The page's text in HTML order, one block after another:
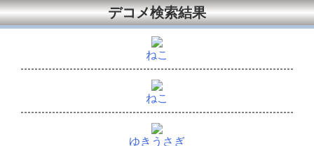
デコメ検索結果
ねこ
ねこ
ゆきうさぎ